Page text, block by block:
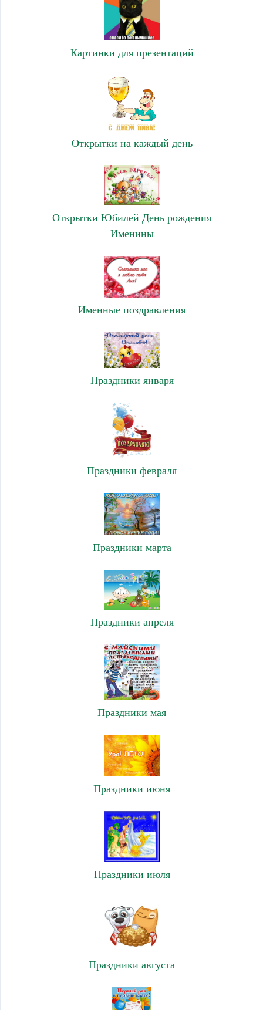
Картинки для презентаций
Открытки на каждый день
Открытки Юбилей День рождения
Именины
Именные поздравления
Праздники января
Праздники февраля
Праздники марта
Праздники апреля
Праздники мая
Праздники июня
Праздники июля
Праздники августа